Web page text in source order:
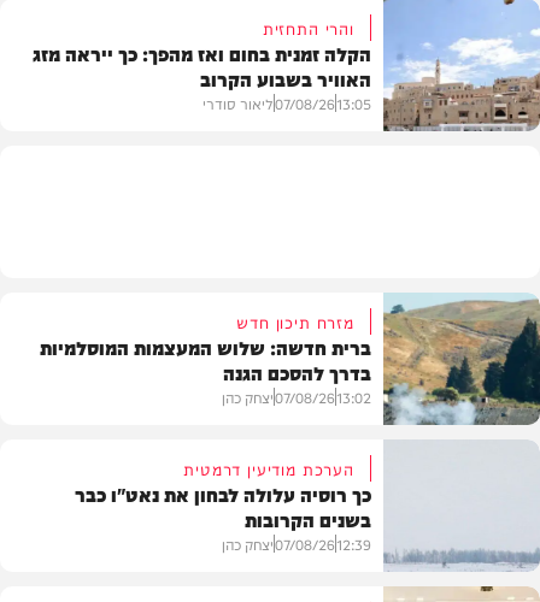
פוליטי
והרי התחזית
הקלה זמנית בחום ואז מהפך: כך ייראה מזג
האוויר בשבוע הקרוב
13:05
07/08/26ליאור סודרי
מזרח תיכון חדש
ברית חדשה: שלוש המעצמות המוסלמיות
בדרך להסכם הגנה
13:02
07/08/26יצחק כהן
הערכת מודיעין דרמטית
כך רוסיה עלולה לבחון את נאט"ו כבר
בשנים הקרובות
12:39
07/08/26יצחק כהן